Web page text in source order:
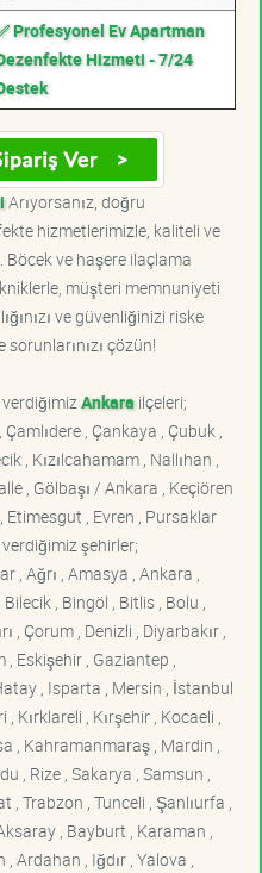
Profesyonel Ev Apartman
Hizmeti - 7/24
Arıyorsanız, doğru
hizmetlerimizle, kaliteli ve
ve haşere ilaçlama
müşteri memnuniyeti
ve güvenliğinizi riske
çözün!
Ankara ilçeleri;
, Çankaya , Çubuk ,
, Kızılcahamam , Nallıhan ,
, Gölbaşı / Ankara , Keçiören
Etimesgut , Evren , Pursaklar
şehirler;
, Ağrı , Amasya , Ankara ,
, Bingöl , Bitlis , Bolu ,
, Çorum , Denizli , Diyarbakır ,
Eskişehir , Gaziantep ,
, Isparta , Mersin , İstanbul
Kırklareli , Kırşehir , Kocaeli ,
, Kahramanmaraş , Mardin ,
, Rize , Sakarya , Samsun ,
, Trabzon , Tunceli , Şanlıurfa ,
, Bayburt , Karaman ,
Ardahan , Iğdır , Yalova ,